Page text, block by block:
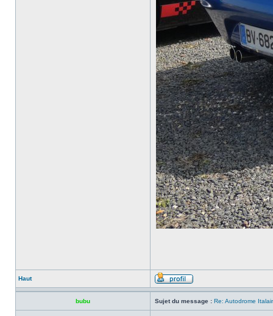
Haut
bubu Sujet du message : Re: Autodrome